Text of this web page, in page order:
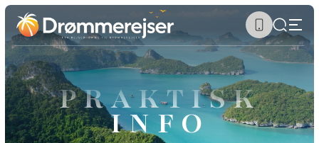
PRAKTISK
INFO